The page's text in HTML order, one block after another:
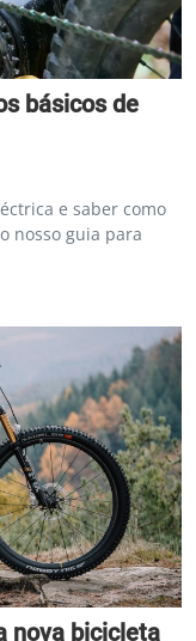
básicos de
e saber como
nosso guia para
nova bicicleta